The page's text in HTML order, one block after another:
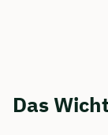
Das